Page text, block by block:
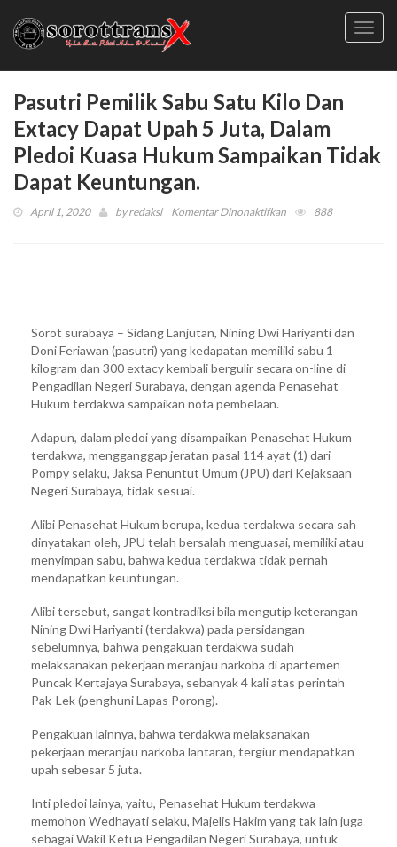
Pasutri Pemilik Sabu Satu Kilo Dan
Extacy Dapat Upah 5 Juta, Dalam
Pledoi Kuasa Hukum Sampaikan Tidak
Dapat Keuntungan.
April 1, 2020 byredaksi Komentar Dinonaktifkanpada
Extacy
Dapat
Upah
5
Pledoi
Kuasa
Hukum
Dapat
Keuntungan.
888
Sorot surabaya – Sidang Lanjutan, Nining Dwi Hariyanti dan
Doni Feriawan (pasutri) yang kedapatan memiliki sabu 1
kilogram dan 300 extacy kembali bergulir secara on-line di
Pengadilan Negeri Surabaya, dengan agenda Penasehat
Hukum terdakwa sampaikan nota pembelaan.
Adapun, dalam pledoi yang disampaikan Penasehat Hukum
terdakwa, mengganggap jeratan pasal 114 ayat (1) dari
Pompy selaku, Jaksa Penuntut Umum (JPU) dari Kejaksaan
Negeri Surabaya, tidak sesuai.
Alibi Penasehat Hukum berupa, kedua terdakwa secara sah
dinyatakan oleh, JPU telah bersalah menguasai, memiliki atau
menyimpan sabu, bahwa kedua terdakwa tidak pernah
mendapatkan keuntungan.
Alibi tersebut, sangat kontradiksi bila mengutip keterangan
Nining Dwi Hariyanti (terdakwa) pada persidangan
sebelumnya, bahwa pengakuan terdakwa sudah
melaksanakan pekerjaan meranjau narkoba di apartemen
Puncak Kertajaya Surabaya, sebanyak 4 kali atas perintah
Pak-Lek (penghuni Lapas Porong).
Pengakuan lainnya, bahwa terdakwa melaksanakan
pekerjaan meranjau narkoba lantaran, tergiur mendapatkan
upah sebesar 5 juta.
Inti pledoi lainya, yaitu, Penasehat Hukum terdakwa
memohon Wedhayati selaku, Majelis Hakim yang tak lain juga
sebagai Wakil Ketua Pengadilan Negeri Surabaya, untuk